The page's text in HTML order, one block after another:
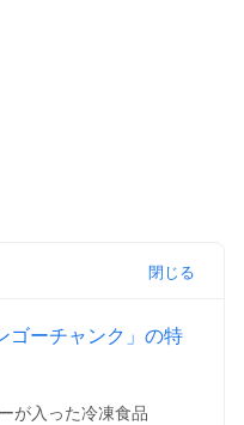
ゴーチャンク」の特
が入った冷凍食品